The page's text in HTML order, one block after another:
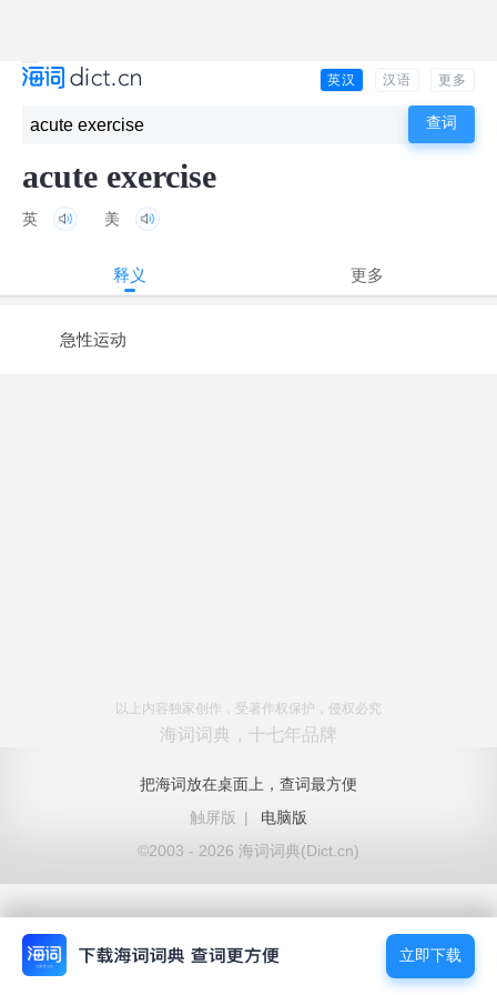
英汉 汉语 更多
acute exercise
英 美
释义 更多
急性运动
以上内容独家创作，受著作权保护，侵权必究
海词词典，十七年品牌
把海词放在桌面上，查词最方便
触屏版
|
电脑版
©2003 - 2026 海词词典(Dict.cn)
立即下载
立即下载